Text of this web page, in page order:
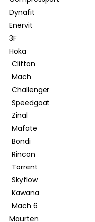
Dynafit
Enervit
3F
Hoka
Clifton
Mach
Challenger
Speedgoat
Zinal
Mafate
Bondi
Rincon
Torrent
Skyflow
Kawana
Mach 6
Maurten